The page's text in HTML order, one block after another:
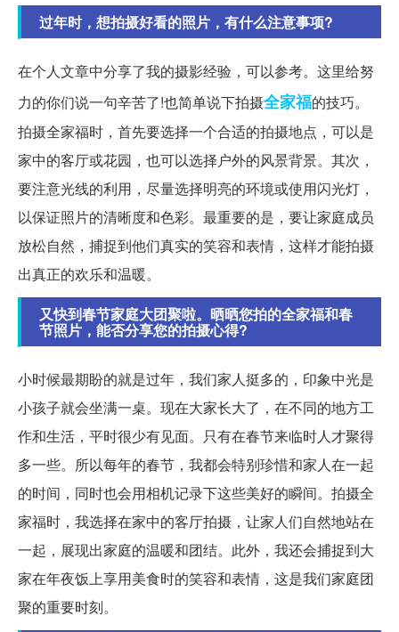
过年时，想拍摄好看的照片，有什么注意事项?
在个人文章中分享了我的摄影经验，可以参考。这里给努
力的你们说一句辛苦了!也简单说下拍摄全家福的技巧。
拍摄全家福时，首先要选择一个合适的拍摄地点，可以是
家中的客厅或花园，也可以选择户外的风景背景。其次，
要注意光线的利用，尽量选择明亮的环境或使用闪光灯，
以保证照片的清晰度和色彩。最重要的是，要让家庭成员
放松自然，捕捉到他们真实的笑容和表情，这样才能拍摄
出真正的欢乐和温暖。
又快到春节家庭大团聚啦。晒晒您拍的全家福和春
节照片，能否分享您的拍摄心得?
小时候最期盼的就是过年，我们家人挺多的，印象中光是
小孩子就会坐满一桌。现在大家长大了，在不同的地方工
作和生活，平时很少有见面。只有在春节来临时人才聚得
多一些。所以每年的春节，我都会特别珍惜和家人在一起
的时间，同时也会用相机记录下这些美好的瞬间。拍摄全
家福时，我选择在家中的客厅拍摄，让家人们自然地站在
一起，展现出家庭的温暖和团结。此外，我还会捕捉到大
家在年夜饭上享用美食时的笑容和表情，这是我们家庭团
聚的重要时刻。